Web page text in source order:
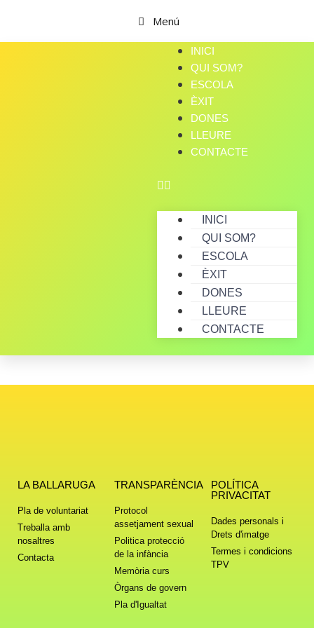
Menú
INICI
QUI SOM?
ESCOLA
ÈXIT
DONES
LLEURE
CONTACTE
INICI
QUI SOM?
ESCOLA
ÈXIT
DONES
LLEURE
CONTACTE
LA BALLARUGA
Pla de voluntariat
Treballa amb
nosaltres
Contacta
TRANSPARÈNCIA
Protocol
assetjament sexual
Politica protecció
de la infància
Memòria curs
Òrgans de govern
Pla d'Igualtat
POLÍTICA
PRIVACITAT
Dades personals i
Drets d'imatge
Termes i condicions
TPV